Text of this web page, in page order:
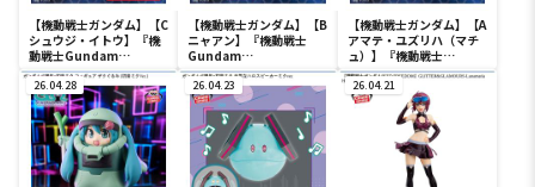
【機動戦士ガンダム】【C
シュウジ・イトウ】『機
動戦士Gundam
GQuuuuuuX』 ちびぐる
みvol.1
【機動戦士ガンダム】【B
ニャアン】『機動戦士
Gundam
GQuuuuuuX』 ちびぐる
みvol.1
【機動戦士ガンダム】【A
アマテ・ユズリハ（マチ
ュ）】『機動戦士
Gundam
GQuuuuuuX』 ちびぐる
みvol.1
26.04.28 26.04.23 26.04.21